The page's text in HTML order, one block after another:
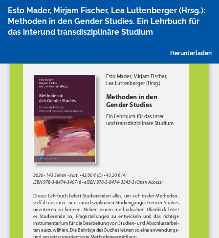
Artikeldetails
zurückkehren
Esto Mader, Mirjam Fischer, Lea Luttenberger (Hrsg.):
Methoden in den Gender Studies. Ein Lehrbuch für
das interund transdisziplinäre Studium
Herunterladen